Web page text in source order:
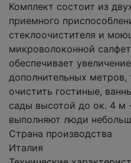
Комплект состоит из
приемного
стеклоочистителя и
микроволоконной
обеспечивает
дополнительных
очистить гостиные,
сады высотой до ок. 4 м
выполняют люди
Страна производства
Италия